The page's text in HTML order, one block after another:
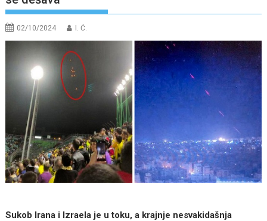
02/10/2024 I. Ć.
Sukob Irana i Izraela je u toku, a krajnje nesvakidašnja